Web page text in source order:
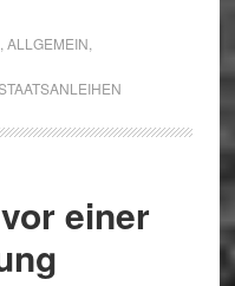
ALLGEMEIN
einer